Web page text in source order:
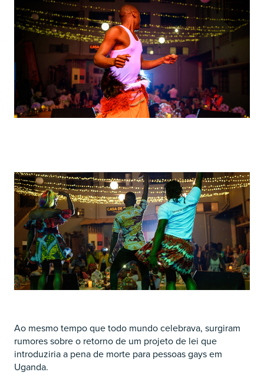
Ao mesmo tempo que todo mundo celebrava, surgiram
rumores sobre o retorno de um projeto de lei que
introduziria a pena de morte para pessoas gays em
Uganda.